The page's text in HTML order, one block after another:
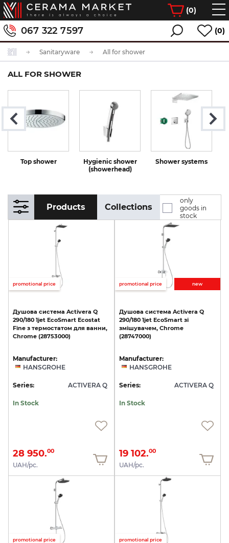
(0)
067 322 7597 (0)
Sanitaryware All for shower
ALL FOR SHOWER
Top shower
Hygienic shower
(showerhead)
Shower systems
Products Collections
only
goods in
stock
promotional price
Душова система Activera Q
290/180 1jet EcoSmart Ecostat
Fine з термостатом для ванни,
Chrome (28753000)
Manufacturer:
HANSGROHE
Series: ACTIVERA Q
In Stock
28 950.00
UAH/pc.
new
promotional price
Душова система Activera Q
290/180 1jet EcoSmart зі
змішувачем, Chrome
(28747000)
Manufacturer:
HANSGROHE
Series: ACTIVERA Q
In Stock
19 102.00
UAH/pc.
promotional price promotional price